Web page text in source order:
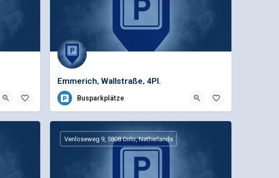
Emmerich, Wallstraße, 4Pl.
Busparkplätze
Venloseweg 9, 5808 Oirlo, Netherlands